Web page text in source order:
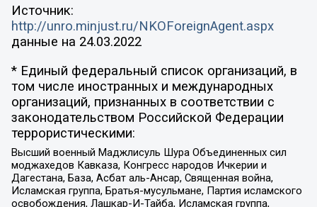
Источник:
http://unro.minjust.ru/NKOForeignAgent.aspx
данные на 24.03.2022
* Единый федеральный список организаций, в
том числе иностранных и международных
организаций, признанных в соответствии с
законодательством Российской Федерации
террористическими:
Высший военный Маджлисуль Шура Объединенных сил
моджахедов Кавказа, Конгресс народов Ичкерии и
Дагестана, База, Асбат аль-Ансар, Священная война,
Исламская группа, Братья-мусульмане, Партия исламского
освобождения, Лашкар-И-Тайба, Исламская группа,